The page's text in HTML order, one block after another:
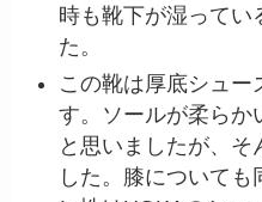
時も靴下が湿ってい
た。
この靴は厚底シュ
す。ソールが柔らか
と思いましたが、
した。膝についても